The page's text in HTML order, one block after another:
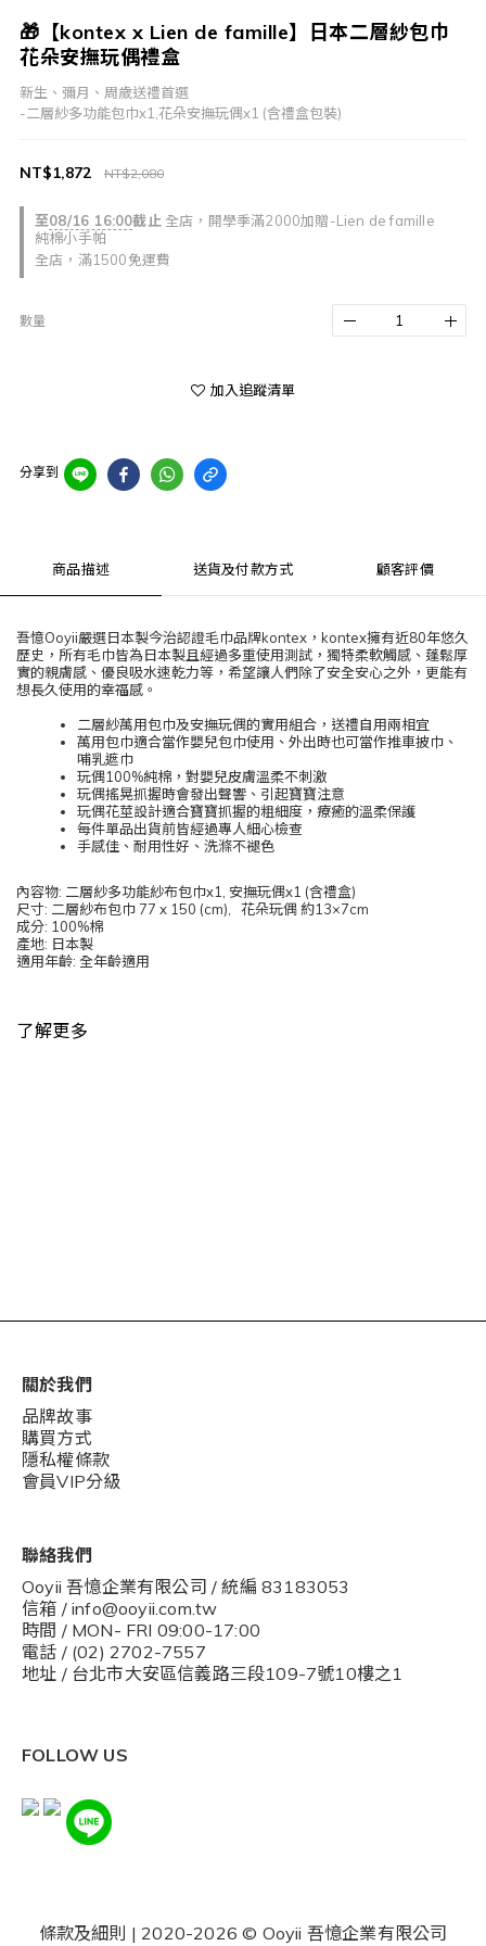
🎁【kontex x Lien de famille】日本二層紗包巾
花朵安撫玩偶禮盒
新生、彌月、周歲送禮首選
-二層紗多功能包巾x1,花朵安撫玩偶x1 (含禮盒包裝)
至08/16 16:00截止 全店，開學季滿2000加贈-Lien de famille
純棉小手帕
全店，滿1500免運費
NT$2,080
NT$1,872
數量
加入追蹤清單
分享到
商品描述 送貨及付款方式 顧客評價
吾憶Ooyii嚴選日本製今治認證毛巾品牌kontex，kontex擁有近80年悠久
歷史，所有毛巾皆為日本製且經過多重使用測試，獨特柔軟觸感、蓬鬆厚
實的親膚感、優良吸水速乾力等，希望讓人們除了安全安心之外，更能有
想長久使用的幸福感。
二層紗萬用包巾及安撫玩偶的實用組合，送禮自用兩相宜
萬用包巾適合當作嬰兒包巾使用、外出時也可當作推車披巾、
哺乳遮巾
玩偶100%純棉，對嬰兒皮膚溫柔不刺激
玩偶搖晃抓握時會發出聲響、引起寶寶注意
玩偶花莖設計適合寶寶抓握的粗細度，療癒的溫柔保護
每件單品出貨前皆經過專人細心檢查
手感佳、耐用性好、洗滌不褪色
內容物: 二層紗多功能紗布包巾x1, 安撫玩偶x1 (含禮盒)
尺寸: 二層紗布包巾 77 x 150 (cm), 花朵玩偶 約13×7cm
成分: 100%棉
產地: 日本製
適用年齡: 全年齡適用
了解更多
關於我們
品牌故事
購買方式
隱私權條款
會員VIP分級
聯絡我們
Ooyii 吾憶企業有限公司 / 統編 83183053
信箱 / info@ooyii.com.tw
時間 / MON- FRI 09:00-17:00
電話 / (02) 2702-7557
地址 / 台北市大安區信義路三段109-7號10樓之1
FOLLOW US
條款及細則 | 2020-2026 © Ooyii 吾憶企業有限公司